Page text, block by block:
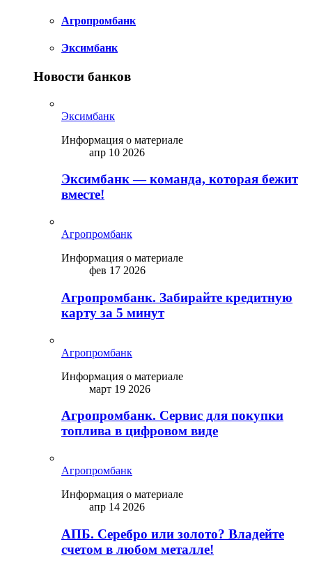
Агропромбанк
Эксимбанк
Новости банков
Эксимбанк
Информация о материале
апр 10 2026
Эксимбанк — команда, которая бежит
вместе!
Агропромбанк
Информация о материале
фев 17 2026
Агропромбанк. Забирайте кредитную
карту за 5 минут
Агропромбанк
Информация о материале
март 19 2026
Агропромбанк. Сервис для покупки
топлива в цифровом виде
Агропромбанк
Информация о материале
апр 14 2026
АПБ. Серебро или золото? Владейте
счетом в любом металле!